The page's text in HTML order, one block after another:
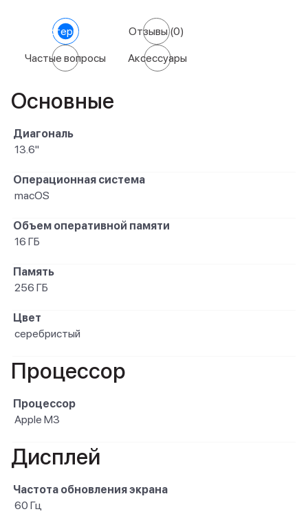
Характеристики Отзывы(0)
Частые вопросы Аксессуары
Основные
Диагональ
13.6"
Операционная система
macOS
Объем оперативной памяти
16 ГБ
Память
256 ГБ
Цвет
серебристый
Процессор
Процессор
Apple M3
Дисплей
Частота обновления экрана
60 Гц